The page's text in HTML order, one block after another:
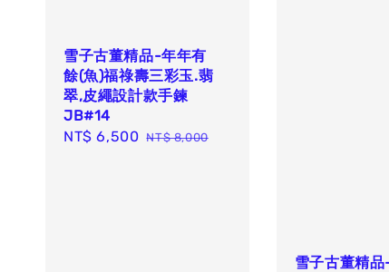
雪子古董精品-年年有
餘(魚)福祿壽三彩玉.翡
翠,皮繩設計款手鍊
JB#14
Sale
NT$ 6,500 Regular
NT$ 8,000
雪子古董精